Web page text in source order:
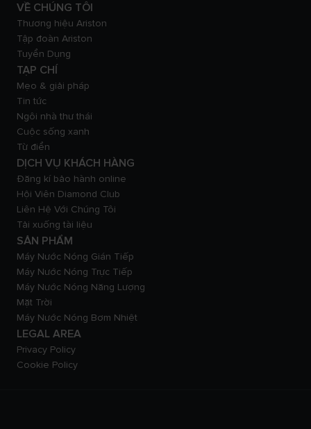
VỀ CHÚNG TÔI
Thương hiệu Ariston
Tập đoàn Ariston
Tuyển Dụng
TẠP CHÍ
Mẹo & giải pháp
Tin tức
Ngôi nhà thư thái
Cuộc sống xanh
Từ điển
DỊCH VỤ KHÁCH HÀNG
Đăng kí bảo hành online
Hội Viên Diamond Club
Liên Hệ Với Chúng Tôi
Tải xuống tài liệu
SẢN PHẨM
Máy Nước Nóng Gián Tiếp
Máy Nước Nóng Trực Tiếp
Máy Nước Nóng Năng Lượng
Mặt Trời
Máy Nước Nóng Bơm Nhiệt
LEGAL AREA
Privacy Policy
Cookie Policy